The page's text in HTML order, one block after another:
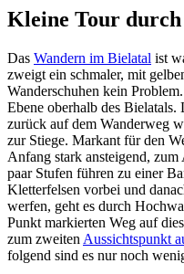
Kleine Tour durch
Das Wandern im Bielatal ist
zweigt ein schmaler, mit
Wanderschuhen kein
Ebene oberhalb des
zurück auf dem Wanderweg
zur Stiege. Markant für den
Anfang stark ansteigend,
paar Stufen führen zu einer
Kletterfelsen vorbei und
werfen, geht es durch
Punkt markierten Weg auf
zum zweiten Aussichtspunkt
folgend sind es nur noch